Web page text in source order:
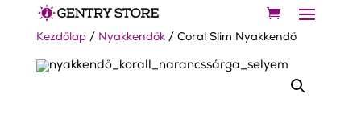
Kezdőlap/ Nyakkendők/ Coral Slim Nyakkendő